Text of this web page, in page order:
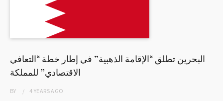
البحرين تطلق “الإقامة الذهبية” في إطار خطة “التعافي
الاقتصادي” للمملكة
BY 4 YEARSAGO